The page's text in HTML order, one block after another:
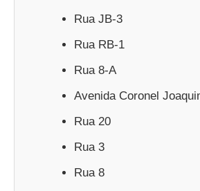
Rua JB-3
Rua RB-1
Rua 8-A
Avenida Coronel
Rua 20
Rua 3
Rua 8